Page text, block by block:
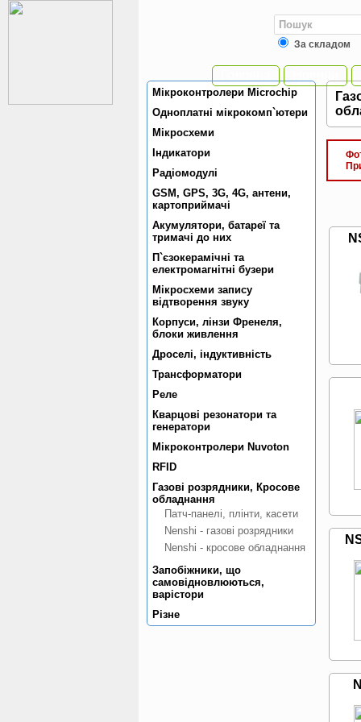
За складом
Мiкроконтролери Microchip
Одноплатнi мiкрокомп`ютери
Мiкросхеми
Індикатори
Радiомодулi
GSM, GPS, 3G, 4G, антени,
картоприймачi
Акумулятори, батареї та
тримачi до них
П`єзокерамiчнi та
електромагнiтнi бузери
Мікросхеми запису
відтворення звуку
Корпуси, лiнзи Френеля,
блоки живлення
Дроселi, iндуктивнiсть
Трансформатори
Реле
Кварцовi резонатори та
генератори
Мiкроконтролери Nuvoton
RFID
Газовi розрядники, Кросове
обладнання
Патч-панелi, плiнти, касети
Nenshi - газовi розрядники
Nenshi - кросове обладнання
Запобiжники, що
самовiдновлюються,
варiстори
Рiзне
При